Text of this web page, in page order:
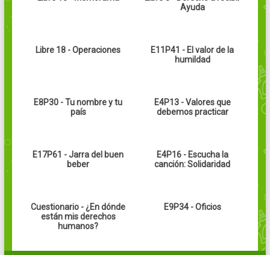
Ayuda
Libre 18 - Operaciones
E11P41 - El valor de la
humildad
E8P30 - Tu nombre y tu
país
E4P13 - Valores que
debemos practicar
E17P61 - Jarra del buen
beber
E4P16 - Escucha la
canción: Solidaridad
Cuestionario - ¿En dónde
están mis derechos
humanos?
E9P34 - Oficios